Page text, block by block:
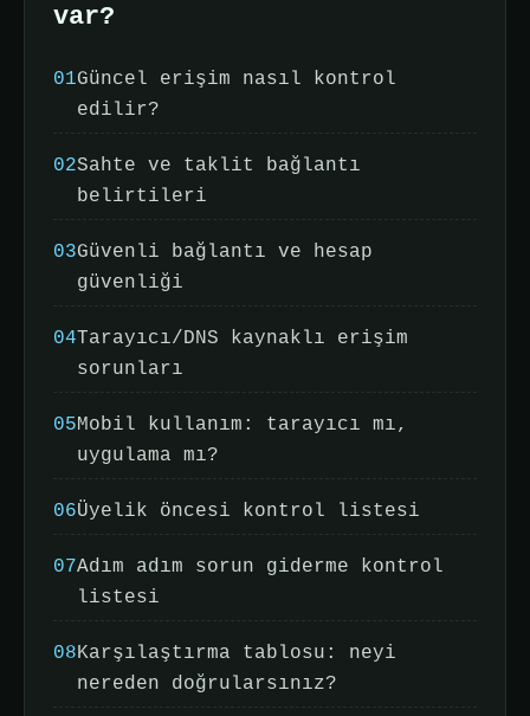
var?
01Güncel erişim nasıl kontrol
edilir?
02Sahte ve taklit bağlantı
belirtileri
03Güvenli bağlantı ve hesap
güvenliği
04Tarayıcı/DNS kaynaklı erişim
sorunları
05Mobil kullanım: tarayıcı mı,
uygulama mı?
06Üyelik öncesi kontrol listesi
07Adım adım sorun giderme kontrol
listesi
08Karşılaştırma tablosu: neyi
nereden doğrularsınız?